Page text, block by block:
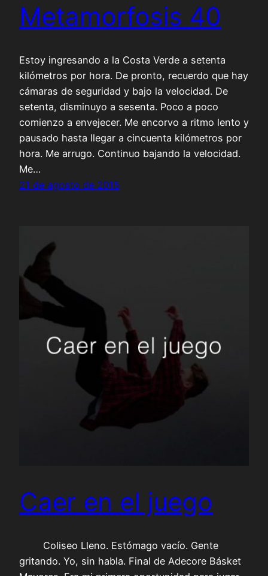
Metamorfosis 40
Estoy ingresando a la Costa Verde a setenta
kilómetros por hora. De pronto, recuerdo que hay
cámaras de seguridad y bajo la velocidad. De
setenta, disminuyo a sesenta. Poco a poco
comienzo a envejecer. Me encorvo a ritmo lento y
pausado hasta llegar a cincuenta kilómetros por
hora. Me arrugo. Continuo bajando la velocidad.
Me…
21 de agosto de 2015
Caer en el juego
Coliseo Lleno. Estómago vacío. Gente
gritando. Yo, sin habla. Final de Adecore Básket